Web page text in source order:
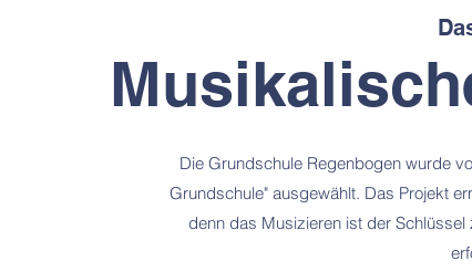
Die Grundschule Regenbogen wurde
Grundschule" ausgewählt. Das Projekt
denn das Musizieren ist der